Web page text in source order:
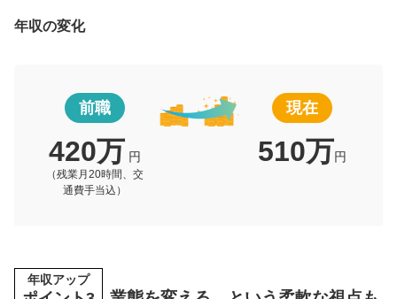
年収の変化
前職
420万 円
（残業月20時間、交
通費手当込）
現在
510万円
年収アップ